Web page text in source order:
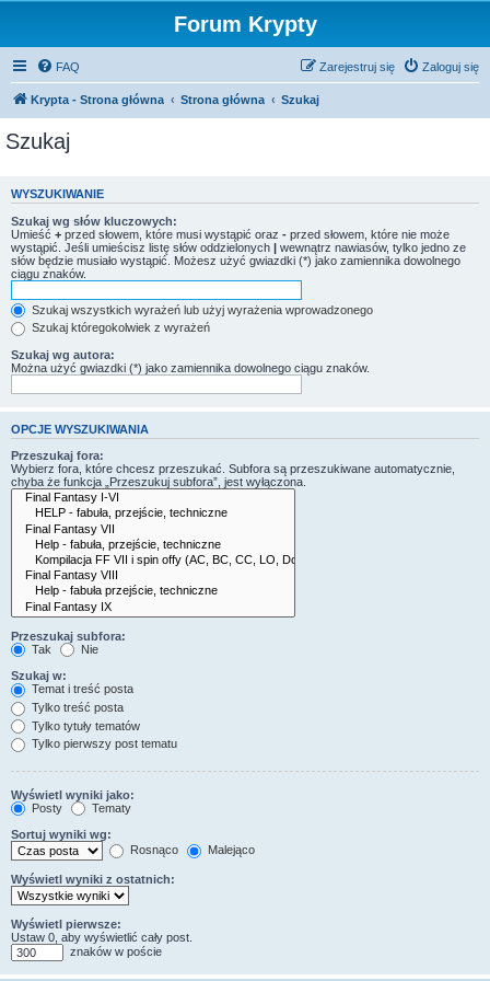
Forum Krypty
FAQ Zaloguj się
Zarejestruj się
Krypta - Strona główna Strona główna Szukaj
Szukaj
WYSZUKIWANIE
Szukaj wg słów kluczowych:
Umieść + przed słowem, które musi wystąpić oraz - przed słowem, które nie może
wystąpić. Jeśli umieścisz listę słów oddzielonych | wewnątrz nawiasów, tylko jedno ze
słów będzie musiało wystąpić. Możesz użyć gwiazdki (*) jako zamiennika dowolnego
ciągu znaków.
Szukaj wszystkich wyrażeń lub użyj wyrażenia wprowadzonego
Szukaj któregokolwiek z wyrażeń
Szukaj wg autora:
Można użyć gwiazdki (*) jako zamiennika dowolnego ciągu znaków.
OPCJE WYSZUKIWANIA
Przeszukaj fora:
Wybierz fora, które chcesz przeszukać. Subfora są przeszukiwane automatycznie,
chyba że funkcja „Przeszukuj subfora”, jest wyłączona.
Przeszukaj subfora:
Tak
Nie
Szukaj w:
Temat i treść posta
Tylko treść posta
Tylko tytuły tematów
Tylko pierwszy post tematu
Wyświetl wyniki jako:
Posty
Tematy
Sortuj wyniki wg:
Rosnąco
Malejąco
Wyświetl wyniki z ostatnich:
Wyświetl pierwsze:
Ustaw 0, aby wyświetlić cały post.
znaków w poście